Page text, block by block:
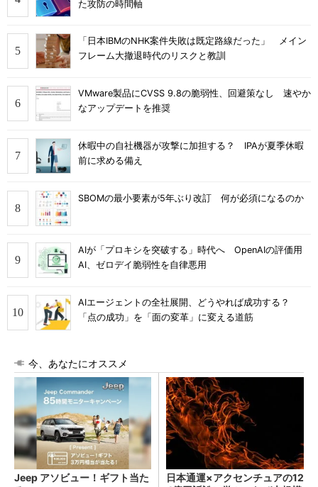
た攻防の時間軸
「日本IBMのNHK案件失敗は既定路線だった」 メイン
フレーム大撤退時代のリスクと教訓
VMware製品にCVSS 9.8の脆弱性、回避策なし 速やか
なアップデートを推奨
休暇中の自社機器が攻撃に加担する？ IPAが夏季休暇
前に求める備え
SBOMの最小要素が5年ぶり改訂 何が必須になるのか
AIが「プロキシを突破する」時代へ OpenAIの評価用
AI、ゼロデイ脆弱性を自律悪用
AIエージェントの全社展開、どうやれば成功する？
「点の成功」を「面の変革」に変える道筋
今、あなたにオススメ
Jeep アソビュー！ギフト当た
日本通運×アクセンチュアの12